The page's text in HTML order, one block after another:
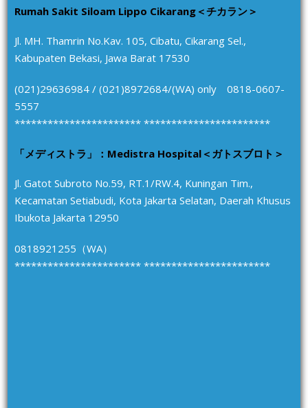
Rumah Sakit Siloam Lippo Cikarang＜チカラン＞
Jl. MH. Thamrin No.Kav. 105, Cibatu, Cikarang Sel.,
Kabupaten Bekasi, Jawa Barat 17530
(021)29636984 / (021)8972684/(WA) only 0818-0607-
5557
*********************** ***********************
「メディストラ」：Medistra Hospital＜ガトスブロト＞
Jl. Gatot Subroto No.59, RT.1/RW.4, Kuningan Tim.,
Kecamatan Setiabudi, Kota Jakarta Selatan, Daerah Khusus
Ibukota Jakarta 12950
0818921255（WA）
*********************** ***********************